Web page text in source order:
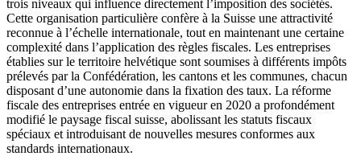
trois niveaux qui influence directement l’imposition des sociétés.
Cette organisation particulière confère à la Suisse une attractivité
reconnue à l’échelle internationale, tout en maintenant une certaine
complexité dans l’application des règles fiscales. Les entreprises
établies sur le territoire helvétique sont soumises à différents impôts
prélevés par la Confédération, les cantons et les communes, chacun
disposant d’une autonomie dans la fixation des taux. La réforme
fiscale des entreprises entrée en vigueur en 2020 a profondément
modifié le paysage fiscal suisse, abolissant les statuts fiscaux
spéciaux et introduisant de nouvelles mesures conformes aux
standards internationaux.